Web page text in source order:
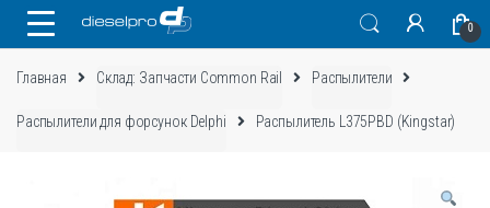
0
Главная Склад: Запчасти Common Rail Распылители
Распылители для форсунок Delphi Распылитель L375PBD (Kingstar)